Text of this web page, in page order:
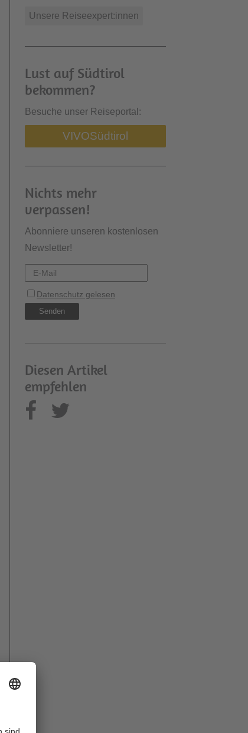
Unsere Reiseexpert:innen
Lust auf Südtirol
bekommen?
Besuche unser Reiseportal:
VIVOSüdtirol
Nichts mehr
verpassen!
Abonniere unseren kostenlosen
Newsletter!
Diesen Artikel
empfehlen